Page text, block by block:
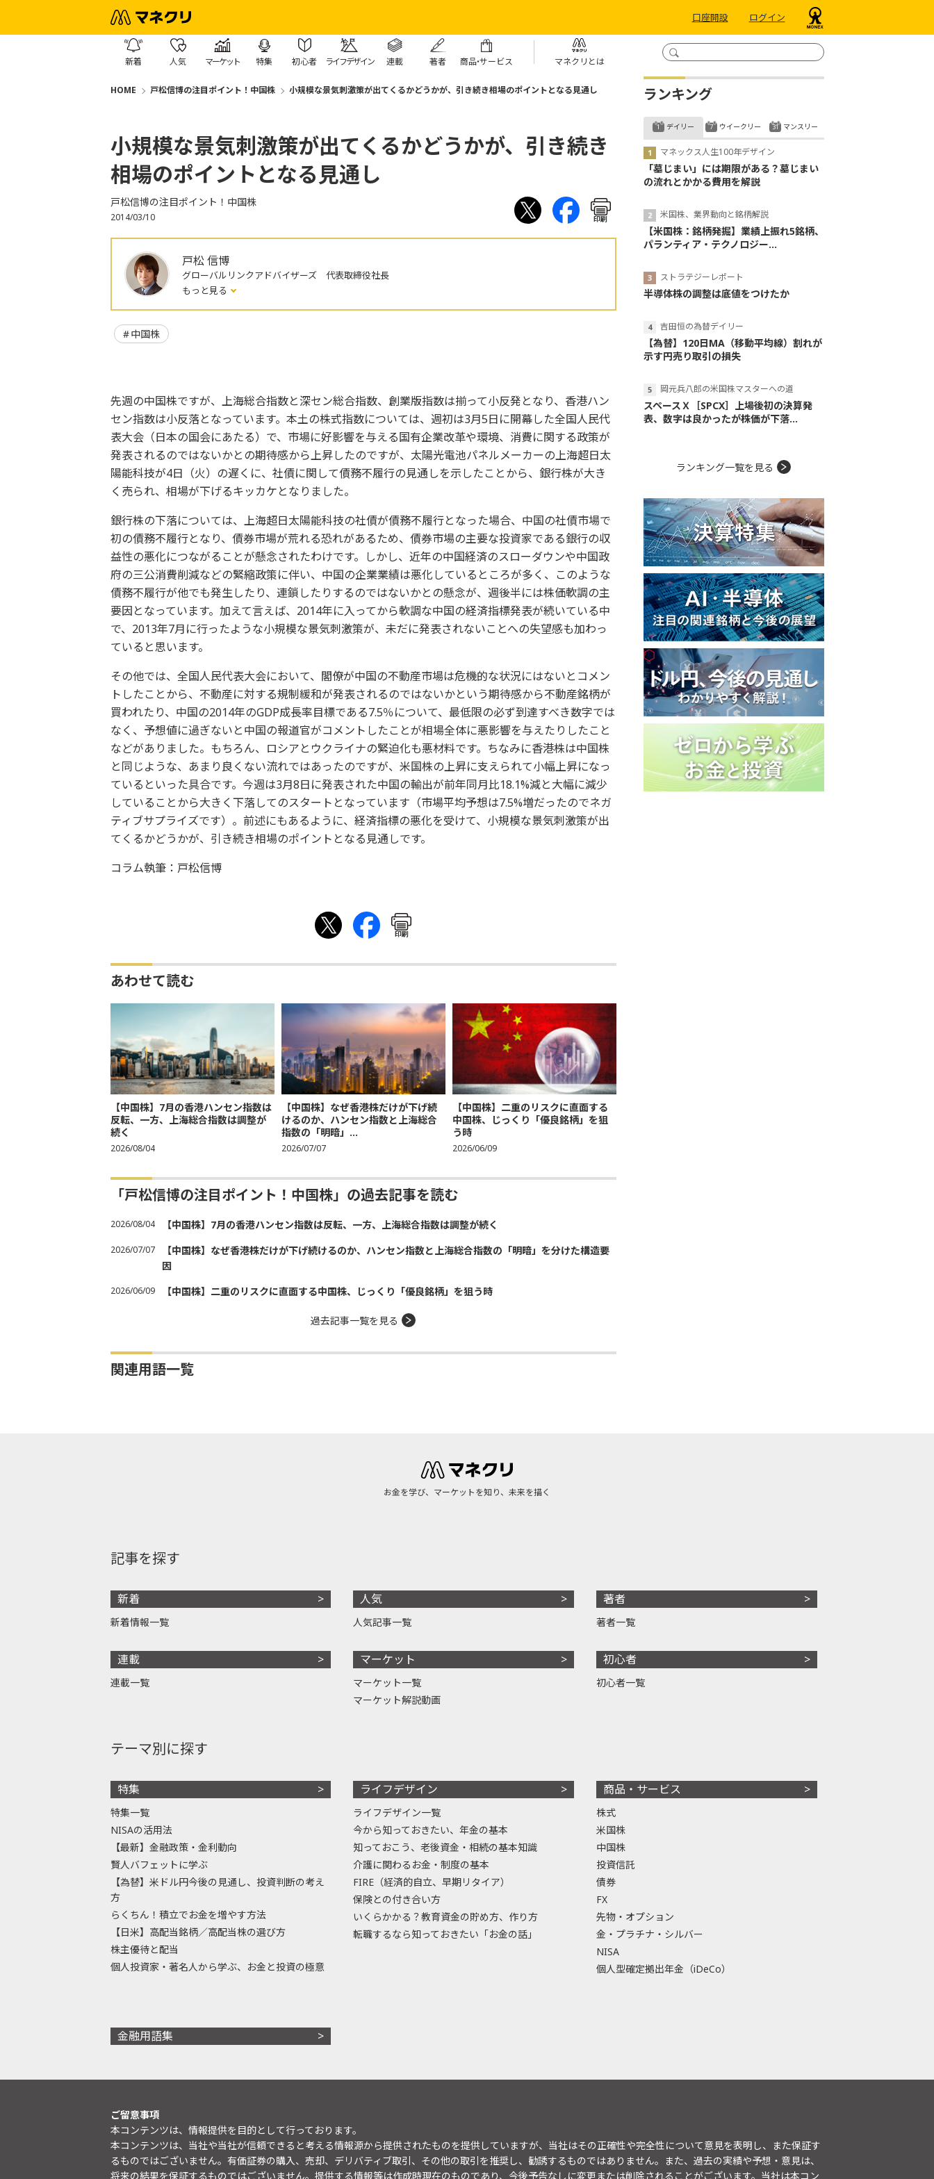
口座開設 ログイン
新着 人気 マーケット 特集 初心者 ライフデザイン 連載 著者 商品・サービス マネクリとは
HOME 戸松信博の注目ポイント！中国株 小規模な景気刺激策が出てくるかどうかが、引き続き相場のポイントとなる見通し
小規模な景気刺激策が出てくるかどうかが、引き続き
相場のポイントとなる見通し
戸松信博の注目ポイント！中国株
2014/03/10 印刷
戸松 信博
グローバルリンクアドバイザーズ 代表取締役社長
もっと見る
中国株
先週の中国株ですが、上海総合指数と深セン総合指数、創業版指数は揃って小反発となり、香港ハン
セン指数は小反落となっています。本土の株式指数については、週初は3月5日に開幕した全国人民代
表大会（日本の国会にあたる）で、市場に好影響を与える国有企業改革や環境、消費に関する政策が
発表されるのではないかとの期待感から上昇したのですが、太陽光電池パネルメーカーの上海超日太
陽能科技が4日（火）の遅くに、社債に関して債務不履行の見通しを示したことから、銀行株が大き
く売られ、相場が下げるキッカケとなりました。
銀行株の下落については、上海超日太陽能科技の社債が債務不履行となった場合、中国の社債市場で
初の債務不履行となり、債券市場が荒れる恐れがあるため、債券市場の主要な投資家である銀行の収
益性の悪化につながることが懸念されたわけです。しかし、近年の中国経済のスローダウンや中国政
府の三公消費削減などの緊縮政策に伴い、中国の企業業績は悪化しているところが多く、このような
債務不履行が他でも発生したり、連鎖したりするのではないかとの懸念が、週後半には株価軟調の主
要因となっています。加えて言えば、2014年に入ってから軟調な中国の経済指標発表が続いている中
で、2013年7月に行ったような小規模な景気刺激策が、未だに発表されないことへの失望感も加わっ
ていると思います。
その他では、全国人民代表大会において、閣僚が中国の不動産市場は危機的な状況にはないとコメン
トしたことから、不動産に対する規制緩和が発表されるのではないかという期待感から不動産銘柄が
買われたり、中国の2014年のGDP成長率目標である7.5％について、最低限の必ず到達すべき数字では
なく、予想値に過ぎないと中国の報道官がコメントしたことが相場全体に悪影響を与えたりしたこと
などがありました。もちろん、ロシアとウクライナの緊迫化も悪材料です。ちなみに香港株は中国株
と同じような、あまり良くない流れではあったのですが、米国株の上昇に支えられて小幅上昇になっ
ているといった具合です。今週は3月8日に発表された中国の輸出が前年同月比18.1%減と大幅に減少
していることから大きく下落してのスタートとなっています（市場平均予想は7.5%増だったのでネガ
ティブサプライズです）。前述にもあるように、経済指標の悪化を受けて、小規模な景気刺激策が出
てくるかどうかが、引き続き相場のポイントとなる見通しです。
コラム執筆：戸松信博
印刷
あわせて読む
【中国株】7月の香港ハンセン指数は
反転、一方、上海総合指数は調整が
続く
2026/08/04
【中国株】なぜ香港株だけが下げ続
けるのか、ハンセン指数と上海総合
指数の「明暗」...
2026/07/07
【中国株】二重のリスクに直面する
中国株、じっくり「優良銘柄」を狙
う時
2026/06/09
「戸松信博の注目ポイント！中国株」の過去記事を読む
2026/08/04 【中国株】7月の香港ハンセン指数は反転、一方、上海総合指数は調整が続く
2026/07/07
【中国株】なぜ香港株だけが下げ続けるのか、ハンセン指数と上海総合指数の「明暗」を分けた構造要
因
2026/06/09 【中国株】二重のリスクに直面する中国株、じっくり「優良銘柄」を狙う時
過去記事一覧を見る
関連用語一覧
ランキング
デイリー
マネックス人生100年デザイン
「墓じまい」には期限がある？墓じまい
の流れとかかる費用を解説
米国株、業界動向と銘柄解説
【米国株：銘柄発掘】業績上振れ5銘柄、
パランティア・テクノロジー...
ストラテジーレポート
半導体株の調整は底値をつけたか
吉田恒の為替デイリー
【為替】120日MA（移動平均線）割れが
示す円売り取引の損失
岡元兵八郎の米国株マスターへの道
スペースＸ［SPCX］上場後初の決算発
表、数字は良かったが株価が下落...
ウイークリー マンスリー
ランキング一覧を見る
お金を学び、マーケットを知り、未来を描く
記事を探す
新着
新着情報一覧
連載
連載一覧
人気
人気記事一覧
マーケット
マーケット一覧
マーケット解説動画
著者
著者一覧
初心者
初心者一覧
テーマ別に探す
特集
特集一覧
NISAの活用法
【最新】金融政策・金利動向
賢人バフェットに学ぶ
【為替】米ドル円今後の見通し、投資判断の考え
方
らくちん！積立でお金を増やす方法
【日米】高配当銘柄／高配当株の選び方
株主優待と配当
個人投資家・著名人から学ぶ、お金と投資の極意
ライフデザイン
ライフデザイン一覧
今から知っておきたい、年金の基本
知っておこう、老後資金・相続の基本知識
介護に関わるお金・制度の基本
FIRE（経済的自立、早期リタイア）
保険との付き合い方
いくらかかる？教育資金の貯め方、作り方
転職するなら知っておきたい「お金の話」
商品・サービス
株式
米国株
中国株
投資信託
債券
FX
先物・オプション
金・プラチナ・シルバー
NISA
個人型確定拠出年金（iDeCo）
金融用語集
ご留意事項
本コンテンツは、情報提供を目的として行っております。
本コンテンツは、当社や当社が信頼できると考える情報源から提供されたものを提供していますが、当社はその正確性や完全性について意見を表明し、また保証す
るものではございません。有価証券の購入、売却、デリバティブ取引、その他の取引を推奨し、勧誘するものではありません。また、過去の実績や予想・意見は、
将来の結果を保証するものではございません。提供する情報等は作成時現在のものであり、今後予告なしに変更または削除されることがございます。当社は本コン